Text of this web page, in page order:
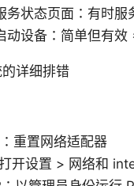
务状态页面：有时
动设备：简单但有效
详细排错
重置网络适配器
开设置 > 网络和